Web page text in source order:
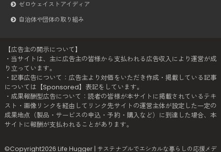
ゼロウェイストアイディア
自治体や団体の取り組み
【広告主の開示について】
・当サイトは、主に広告主の皆様から支払われる広告収入により運営が成
り立っています。
・記事広告について：広告主より対価をいただき作成・掲載している記事
については【Sponsored】表記をしています。
・成果報酬型広告について：読者の皆様が本サイトに掲載されているテキ
スト・画像リンクを経由してリンク先サイトの運営主体が設定した一定の
成果地点（製品・サービスの申込・予約・購入など）に到達した場合、本
サイトに報酬が支払われることがあります。
©Copyright2026Life Hugger | サステナブルでエシカルな暮らしの応援メデ